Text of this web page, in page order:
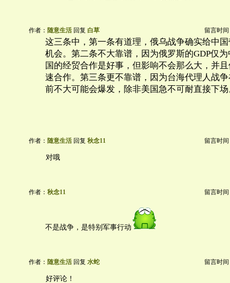
作者： 随意生活 回复 白草 留言时间
这三条中，第一条有道理，俄乌战争确实给中
机会。第二条不大靠谱，因为俄罗斯的GDP仅
国的经贸合作是好事，但影响不会那么大，并
速合作。第三条更不靠谱，因为台海代理人战
前不大可能会爆发，除非美国急不可耐直接下
作者： 随意生活 回复 秋念11 留言时间
对哦
作者： 秋念11 留言时间
不是战争，是特别军事行动
作者： 随意生活 回复 水蛇 留言时间
好评论！